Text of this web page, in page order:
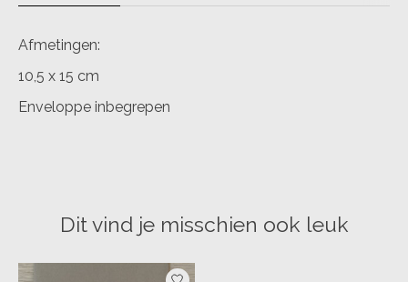
Afmetingen:
10,5 x 15 cm
Enveloppe inbegrepen
Dit vind je misschien ook leuk
Items van productcarrousel